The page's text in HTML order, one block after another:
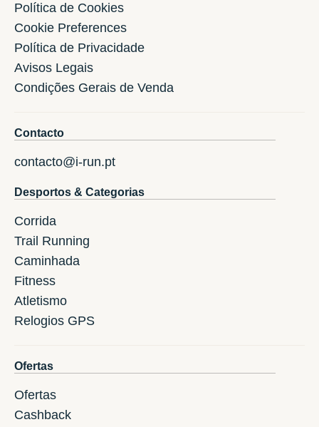
Política de Cookies
Cookie Preferences
Política de Privacidade
Avisos Legais
Condições Gerais de Venda
Contacto
contacto@i-run.pt
Desportos & Categorias
Corrida
Trail Running
Caminhada
Fitness
Atletismo
Relogios GPS
Ofertas
Ofertas
Cashback